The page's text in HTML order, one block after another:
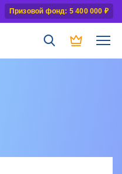
Призовой фонд: 5 400 000 ₽